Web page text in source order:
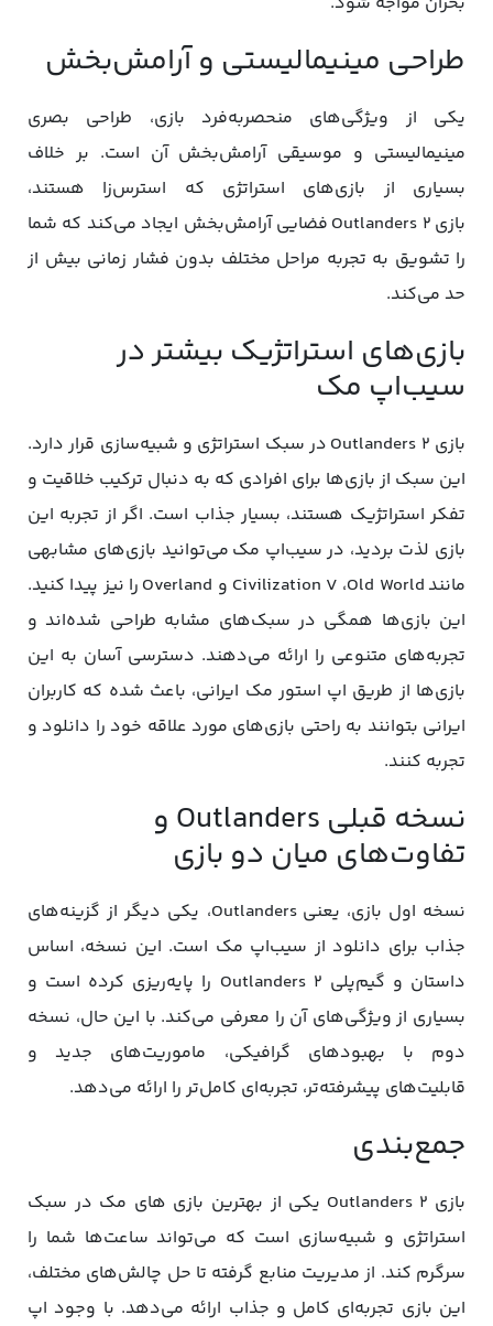
طراحی مینیمالیستی و آرامش‌بخش
یکی از ویژگی‌های منحصربه‌فرد بازی، طراحی بصری
مینیمالیستی و موسیقی آرامش‌بخش آن است. بر خلاف
بسیاری از بازی‌های استراتژی که استرس‌زا هستند،
بازی Outlanders 2 فضایی آرامش‌بخش ایجاد می‌کند که شما
را تشویق به تجربه مراحل مختلف بدون فشار زمانی بیش از
حد می‌کند.
بازی‌های استراتژیک بیشتر در
سیب‌اپ مک
بازی Outlanders 2 در سبک استراتژی و شبیه‌سازی قرار دارد.
این سبک از بازی‌ها برای افرادی که به دنبال ترکیب خلاقیت و
تفکر استراتژیک هستند، بسیار جذاب است. اگر از تجربه این
بازی لذت بردید، در سیب‌اپ مک می‌توانید بازی‌های مشابهی
مانند Civilization V ،Old World و Overland را نیز پیدا کنید.
این بازی‌ها همگی در سبک‌های مشابه طراحی شده‌اند و
تجربه‌های متنوعی را ارائه می‌دهند. دسترسی آسان به این
بازی‌ها از طریق اپ استور مک ایرانی، باعث شده که کاربران
ایرانی بتوانند به راحتی بازی‌های مورد علاقه خود را دانلود و
تجربه کنند.
نسخه قبلی Outlanders و
تفاوت‌های میان دو بازی
نسخه اول بازی، یعنی Outlanders، یکی دیگر از گزینه‌های
جذاب برای دانلود از سیب‌اپ مک است. این نسخه، اساس
داستان و گیم‌پلی Outlanders 2 را پایه‌ریزی کرده است و
بسیاری از ویژگی‌های آن را معرفی می‌کند. با این حال، نسخه
دوم با بهبودهای گرافیکی، ماموریت‌های جدید و
قابلیت‌های پیشرفته‌تر، تجربه‌ای کامل‌تر را ارائه می‌دهد.
جمع‌بندی
بازی Outlanders 2 یکی از بهترین بازی‌ های مک در سبک
استراتژی و شبیه‌سازی است که می‌تواند ساعت‌ها شما را
سرگرم کند. از مدیریت منابع گرفته تا حل چالش‌های مختلف،
این بازی تجربه‌ای کامل و جذاب ارائه می‌دهد. با وجود اپ